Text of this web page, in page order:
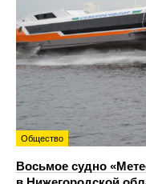
Общество
Восьмое судно